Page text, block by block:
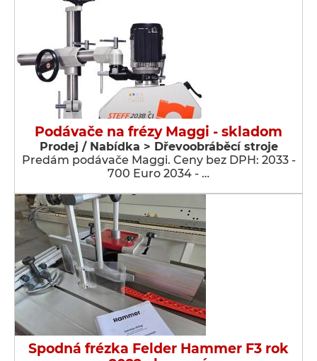
Podávače na frézy Maggi - skladom
Prodej / Nabídka > Dřevoobráběcí stroje
Predám podávače Maggi. Ceny bez DPH: 2033 -
700 Euro 2034 - …
Spodná frézka Felder Hammer F3 rok